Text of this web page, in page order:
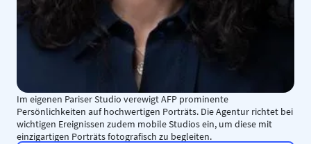
Im eigenen Pariser Studio verewigt AFP prominente
Persönlichkeiten auf hochwertigen Porträts. Die Agentur richtet bei
wichtigen Ereignissen zudem mobile Studios ein, um diese mit
einzigartigen Porträts fotografisch zu begleiten.